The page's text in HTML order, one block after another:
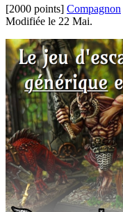
[2000 points] Compagnon
Modifiée le 22 Mai.